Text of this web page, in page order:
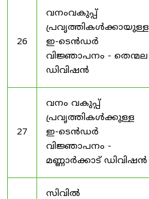
26
വനംവകുപ്പ്
പ്രവൃത്തികൾക്കായുള്ള
ഇ-ടെൻഡർ
വിജ്ഞാപനം - തെന്മല
ഡിവിഷൻ
27
വനം വകുപ്പ്
പ്രവൃത്തികൾക്കുള്ള
ഇ-ടെൻഡർ
വിജ്ഞാപനം -
മണ്ണാർക്കാട് ഡിവിഷൻ
സിവിൽ